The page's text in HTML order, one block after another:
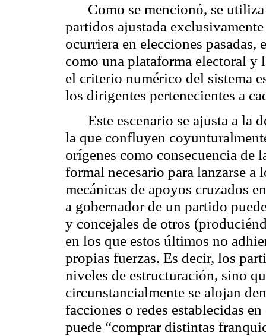
Como se mencionó, se
partidos ajustada
ocurriera en elecciones
como una plataforma electoral y
el criterio numérico del sistema
los dirigentes pertenecientes a
Este escenario se ajusta a
la que confluyen
orígenes como consecuencia de
formal necesario para lanzarse
mecánicas de apoyos cruzados
a gobernador de un partido
y concejales de otros
en los que estos últimos no
propias fuerzas. Es decir, los
niveles de estructuración, sino
circunstancialmente se alojan
facciones o redes establecidas
puede “comprar distintas